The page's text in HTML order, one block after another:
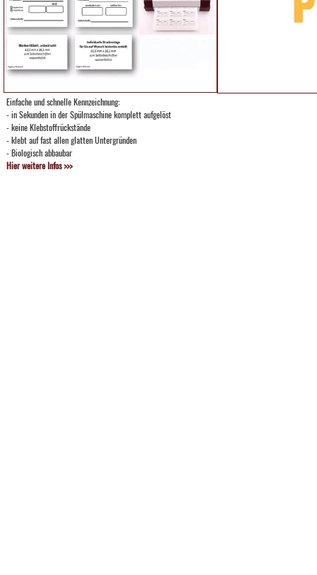
Einfache und schnelle Kennzeichnung:
- in Sekunden in der Spülmaschine komplett aufgelöst
- keine Klebstoffrückstände
- klebt auf fast allen glatten Untergründen
- Biologisch abbaubar
Hier weitere Infos >>>